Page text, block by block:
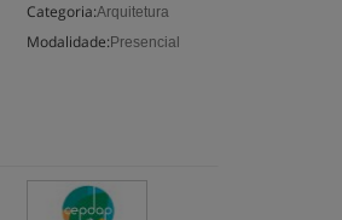
Categoria:Arquitetura
Modalidade: Presencial